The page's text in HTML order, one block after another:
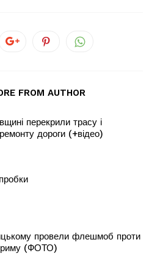
FROM AUTHOR
перекрили трасу і
дороги (+відео)
провели флешмоб проти
(ФОТО)